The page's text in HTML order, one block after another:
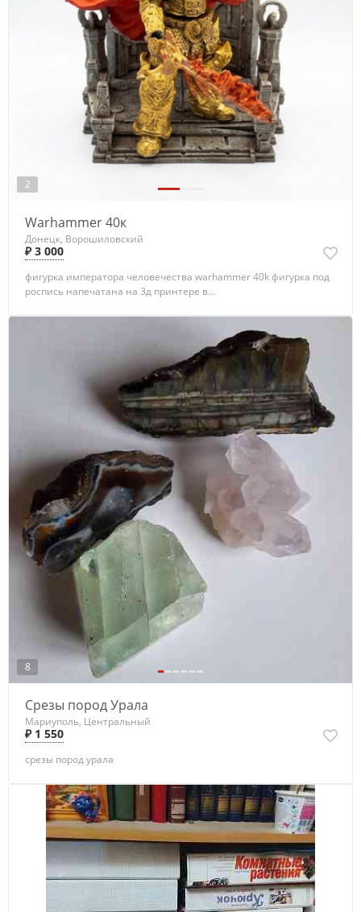
2
Warhammer 40к
Донецк, Ворошиловский
₽ 3 000
фигурка императора человечества warhammer 40k фигурка под
роспись напечатана на 3д принтере в...
8
Срезы пород Урала
Мариуполь, Центральный
₽ 1 550
срезы пород урала